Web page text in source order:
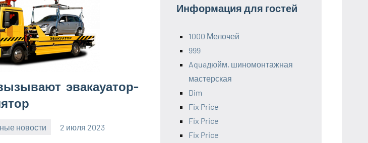
эвакауатор-
новости 2 июля 2023
Информация для гостей
1000 Мелочей
999
Aquaдюйм, шиномонтажная
мастерская
Dim
Fix Price
Fix Price
Fix Price